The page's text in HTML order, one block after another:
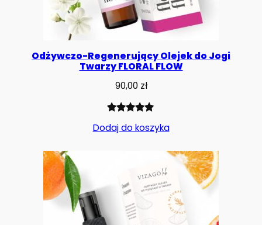
Odżywczo-Regenerujący Olejek do Jogi
Twarzy FLORAL FLOW
90,00 zł
5.00na 5
klienta
Dodaj do koszyka